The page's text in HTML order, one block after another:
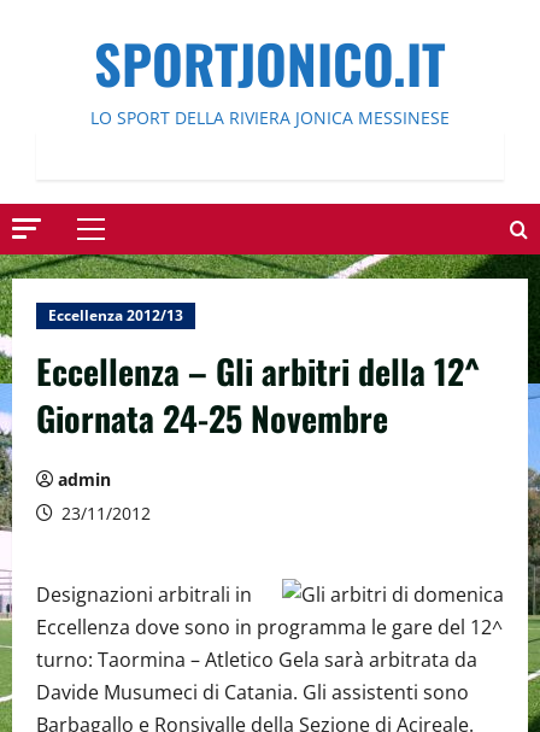
SPORTJONICO.IT
LO SPORT DELLA RIVIERA JONICA MESSINESE
Menu
principale
Eccellenza 2012/13
Eccellenza – Gli arbitri della 12^
Giornata 24-25 Novembre
admin
23/11/2012
Designazioni arbitrali in
Eccellenza dove sono in programma le gare del 12^
turno: Taormina – Atletico Gela sarà arbitrata da
Davide Musumeci di Catania. Gli assistenti sono
Barbagallo e Ronsivalle della Sezione di Acireale.